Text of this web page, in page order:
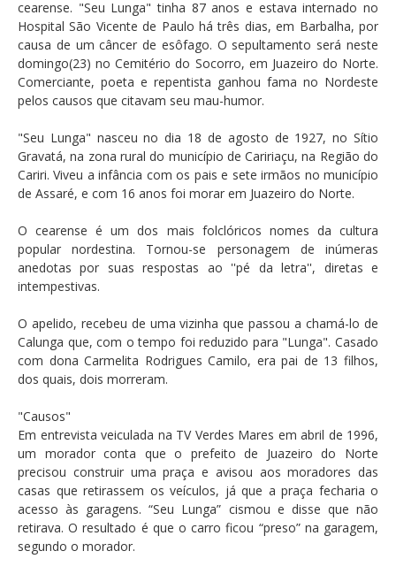
cearense. "Seu Lunga" tinha 87 anos e estava internado no
Hospital São Vicente de Paulo há três dias, em Barbalha, por
causa de um câncer de esôfago. O sepultamento será neste
domingo(23) no Cemitério do Socorro, em Juazeiro do Norte.
Comerciante, poeta e repentista ganhou fama no Nordeste
pelos causos que citavam seu mau-humor.
"Seu Lunga" nasceu no dia 18 de agosto de 1927, no Sítio
Gravatá, na zona rural do município de Caririaçu, na Região do
Cariri. Viveu a infância com os pais e sete irmãos no município
de Assaré, e com 16 anos foi morar em Juazeiro do Norte.
O cearense é um dos mais folclóricos nomes da cultura
popular nordestina. Tornou-se personagem de inúmeras
anedotas por suas respostas ao ''pé da letra'', diretas e
intempestivas.
O apelido, recebeu de uma vizinha que passou a chamá-lo de
Calunga que, com o tempo foi reduzido para "Lunga". Casado
com dona Carmelita Rodrigues Camilo, era pai de 13 filhos,
dos quais, dois morreram.
"Causos"
Em entrevista veiculada na TV Verdes Mares em abril de 1996,
um morador conta que o prefeito de Juazeiro do Norte
precisou construir uma praça e avisou aos moradores das
casas que retirassem os veículos, já que a praça fecharia o
acesso às garagens. “Seu Lunga” cismou e disse que não
retirava. O resultado é que o carro ficou “preso” na garagem,
segundo o morador.